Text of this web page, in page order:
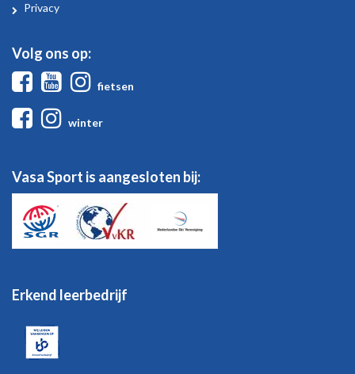
Privacy
Volg ons op:
FacebookYoutube
fietsen
Facebook
winter
Vasa Sport is aangesloten bij:
Erkend leerbedrijf